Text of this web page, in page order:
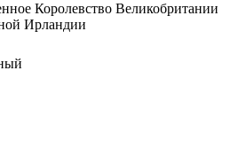
Королевство Великобритании
Ирландии